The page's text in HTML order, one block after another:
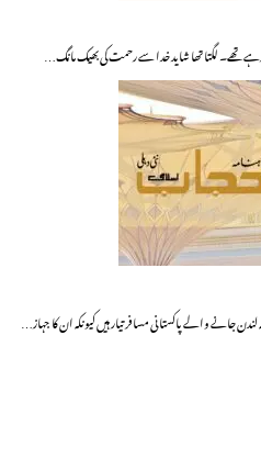
تھے۔ لگتا تھا شاید خدا سے رحمت کی بھیک مانگ…
جانے والے پاکستانی مسافر تیار ہیں کیونکہ ان کا جہاز…